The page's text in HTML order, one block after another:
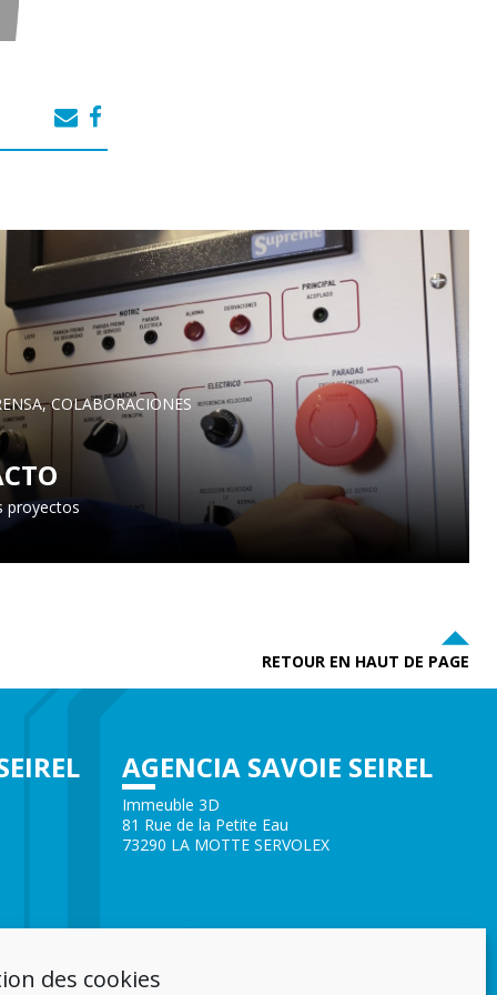
des cookies
COLABORACIONES
proyectos
RETOUR EN HAUT DE PAGE
AGENCIA SAVOIE SEIREL
Immeuble 3D
81 Rue de la Petite Eau
73290 LA MOTTE SERVOLEX